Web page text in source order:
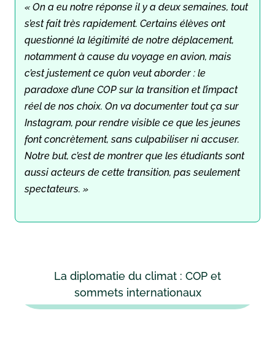
« On a eu notre réponse il y a deux semaines, tout
s’est fait très rapidement. Certains élèves ont
questionné la légitimité de notre déplacement,
notamment à cause du voyage en avion, mais
c’est justement ce qu’on veut aborder : le
paradoxe d’une COP sur la transition et l’impact
réel de nos choix. On va documenter tout ça sur
Instagram, pour rendre visible ce que les jeunes
font concrètement, sans culpabiliser ni accuser.
Notre but, c’est de montrer que les étudiants sont
aussi acteurs de cette transition, pas seulement
spectateurs. »
La diplomatie du climat : COP et
sommets internationaux